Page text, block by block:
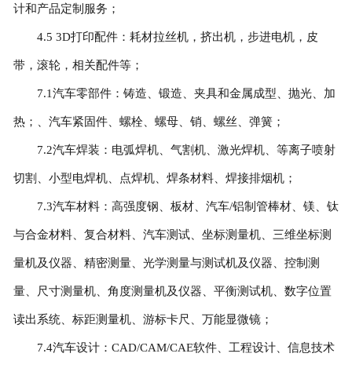
计和产品定制服务；
4.5 3D打印配件：耗材拉丝机，挤出机，步进电机，皮
带，滚轮，相关配件等；
7.1汽车零部件：铸造、锻造、夹具和金属成型、抛光、加
热；、汽车紧固件、螺栓、螺母、销、螺丝、弹簧；
7.2汽车焊装：电弧焊机、气割机、激光焊机、等离子喷射
切割、小型电焊机、点焊机、焊条材料、焊接排烟机；
7.3汽车材料：高强度钢、板材、汽车/铝制管棒材、镁、钛
与合金材料、复合材料、汽车测试、坐标测量机、三维坐标测
量机及仪器、精密测量、光学测量与测试机及仪器、控制测
量、尺寸测量机、角度测量机及仪器、平衡测试机、数字位置
读出系统、标距测量机、游标卡尺、万能显微镜；
7.4汽车设计：CAD/CAM/CAE软件、工程设计、信息技术